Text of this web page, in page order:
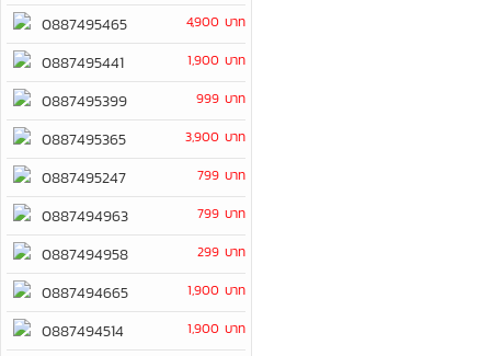
0887495465 4,900 บาท
0887495441 1,900 บาท
0887495399 999 บาท
0887495365 3,900 บาท
0887495247 799 บาท
0887494963 799 บาท
0887494958 299 บาท
0887494665 1,900 บาท
0887494514 1,900 บาท